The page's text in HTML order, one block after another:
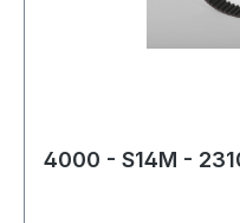
4000 - S14M -